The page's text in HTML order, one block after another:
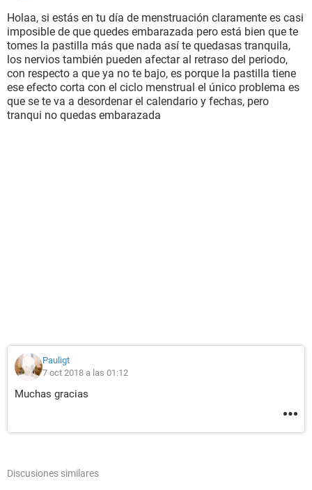
Holaa, si estás en tu día de menstruación claramente es casi
imposible de que quedes embarazada pero está bien que te
tomes la pastilla más que nada así te quedasas tranquila,
los nervios también pueden afectar al retraso del periodo,
con respecto a que ya no te bajo, es porque la pastilla tiene
ese efecto corta con el ciclo menstrual el único problema es
que se te va a desordenar el calendario y fechas, pero
tranqui no quedas embarazada
Pauligt
7 oct 2018 a las 01:12
Muchas gracias
Discusiones similares